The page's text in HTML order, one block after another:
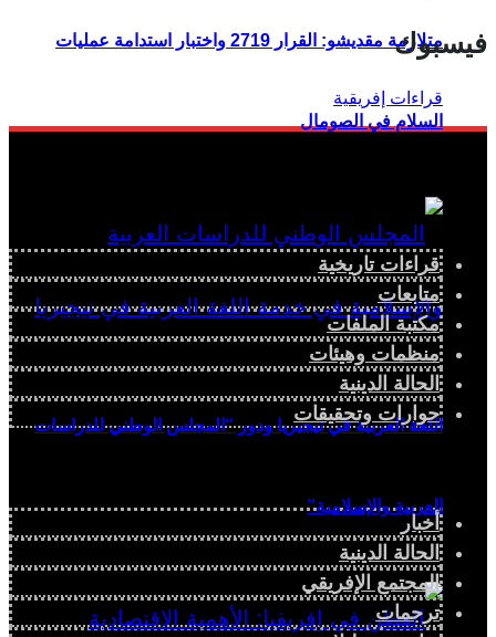
متلازمة مقديشو: القرار 2719 واختبار استدامة عمليات
السلام في الصومال
اللغة العربية في نيجيريا ودور “المجلس الوطني للدراسات
العربية والإسلامية”
فيسبوك
قراءات تاريخية
متابعات
مكتبة الملفات
منظمات وهيئات
الحالة الدينية
حوارات وتحقيقات
أخبار
الحالة الدينية
المجتمع الإفريقي
ترجمات